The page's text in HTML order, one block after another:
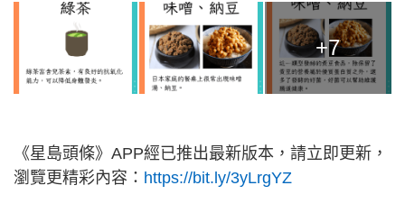
+7
《星島頭條》APP經已推出最新版本，請立即更新，
瀏覽更精彩內容： https://bit.ly/3yLrgYZ